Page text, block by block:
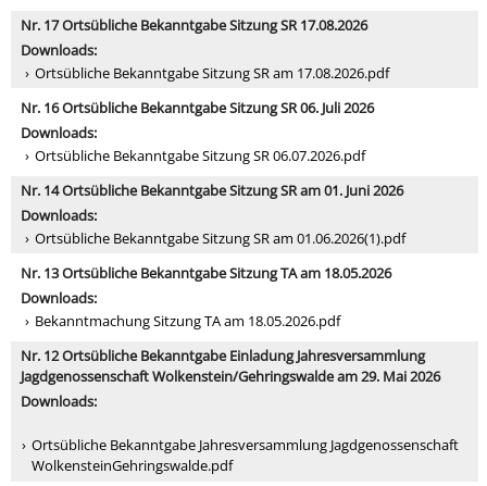
Nr. 17 Ortsübliche Bekanntgabe Sitzung SR 17.08.2026
Downloads:
Ortsübliche Bekanntgabe Sitzung SR am 17.08.2026.pdf
Nr. 16 Ortsübliche Bekanntgabe Sitzung SR 06. Juli 2026
Downloads:
Ortsübliche Bekanntgabe Sitzung SR 06.07.2026.pdf
Nr. 14 Ortsübliche Bekanntgabe Sitzung SR am 01. Juni 2026
Downloads:
Ortsübliche Bekanntgabe Sitzung SR am 01.06.2026(1).pdf
Nr. 13 Ortsübliche Bekanntgabe Sitzung TA am 18.05.2026
Downloads:
Bekanntmachung Sitzung TA am 18.05.2026.pdf
Nr. 12 Ortsübliche Bekanntgabe Einladung Jahresversammlung
Jagdgenossenschaft Wolkenstein/Gehringswalde am 29. Mai 2026
Downloads:
Ortsübliche Bekanntgabe Jahresversammlung Jagdgenossenschaft
WolkensteinGehringswalde.pdf